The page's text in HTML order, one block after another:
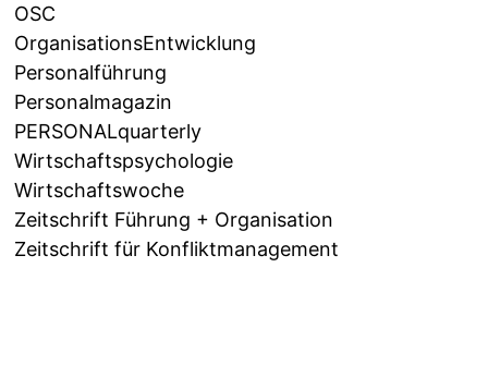
OSC
OrganisationsEntwicklung
Personalführung
Personalmagazin
PERSONALquarterly
Wirtschaftspsychologie
Wirtschaftswoche
Zeitschrift Führung + Organisation
Zeitschrift für Konfliktmanagement